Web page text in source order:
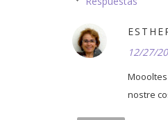
12/27/
nostre